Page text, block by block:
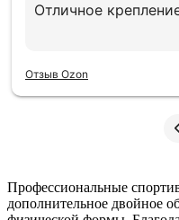
Отличное
Отзыв Ozon
Профессиональные
дополнительное двойное